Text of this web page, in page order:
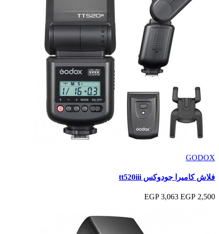
GODOX
فلاش كاميرا جودوكس tt520iii
2,500 EGP
3,063 EGP